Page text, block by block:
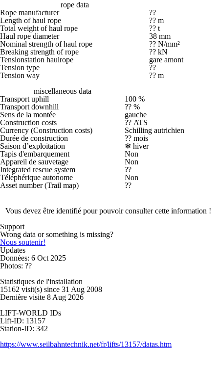
rope data
Rope manufacturer
??
Length of haul rope
?? m
Total weight of haul rope
?? t
Haul rope diameter
38 mm
Nominal strength of haul rope
?? N/mm²
Breaking strength of rope
?? kN
Tensionstation haulrope
gare amont
Tension type
??
Tension way
?? m
miscellaneous data
Transport uphill
100 %
Transport downhill
?? %
Sens de la montée
gauche
Construction costs
?? ATS
Currency (Construction costs)
Schilling autrichien
Durée de construction
?? mois
Saison d’exploitation
❄ hiver
Tapis d'embarquement
Non
Appareil de sauvetage
Non
Integrated rescue system
??
Téléphérique autonome
Non
Asset number (Trail map)
??
Vous devez être identifié pour pouvoir consulter cette information !
Support
Wrong data or something is missing?
Nous soutenir!
Updates
Données: 6 Oct 2025
Photos: ??
Statistiques de l'installation
15162 visit(s) since 31 Aug 2008
Dernière visite 8 Aug 2026
LIFT-WORLD IDs
Lift-ID: 13157
Station-ID: 342
https://www.seilbahntechnik.net/fr/lifts/13157/datas.htm